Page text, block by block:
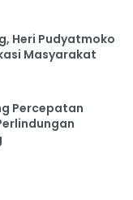
Heri Pudyatmoko
Masyarakat
Percepatan